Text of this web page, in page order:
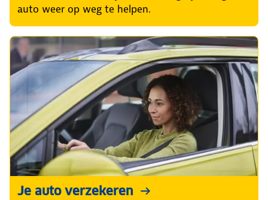
auto weer op weg te helpen.
Je auto verzekeren